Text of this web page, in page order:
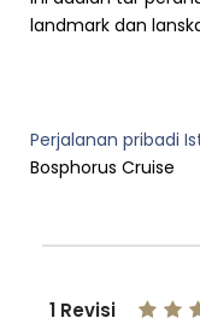
landmark dan
Perjalanan pribadi
Bosphorus Cruise
1 Revisi